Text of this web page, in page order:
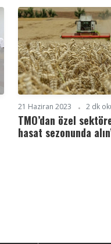
21 Haziran 2023 2 dk
TMO’dan özel
hasat sezonunda